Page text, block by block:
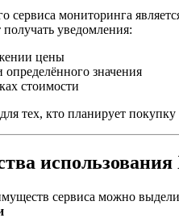
сервиса мониторинга
уведомления:
цены
значения
стоимости
тех, кто планирует
сервиса можно